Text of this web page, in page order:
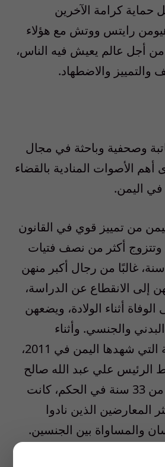
كرامة الآخرين
رايتس ووتش مع هؤلاء
أجل عالم يعيش فيه الناس،
والتمييز والاضطهاد.
وصحفية وباحثة في مجال
أهم الأصوات المنادية بالقضاء
اليمن.
من تمييز قوي في القانون
أكثر من نصف فتيات
اليمن قبل سن 18 سنة، غالبًا من رجال أكبر منهن
إلى الانقطاع عن الدراسة،
أثناء الولادة، ويضعهن
والجنسي. وأثناء
الاحتجاجات العارمة التي شهدها اليمن في 2011،
الرئيس علي عبد الله صالح
بعد أن أمضى أكثر من 33 سنة في الحكم، كانت
المعارضين الذين نادوا
والمساواة بين الجنسين.